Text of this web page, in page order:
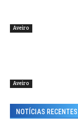
Aveiro
Aveiro
NOTÍCIAS RECENTES